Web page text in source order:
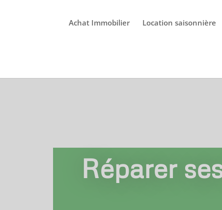
Achat Immobilier Location saisonnière
Réparer